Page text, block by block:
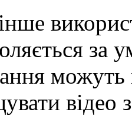
можуть
відео